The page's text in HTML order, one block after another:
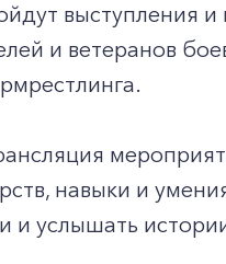
выступления и
и ветеранов
навыки и
и услышать